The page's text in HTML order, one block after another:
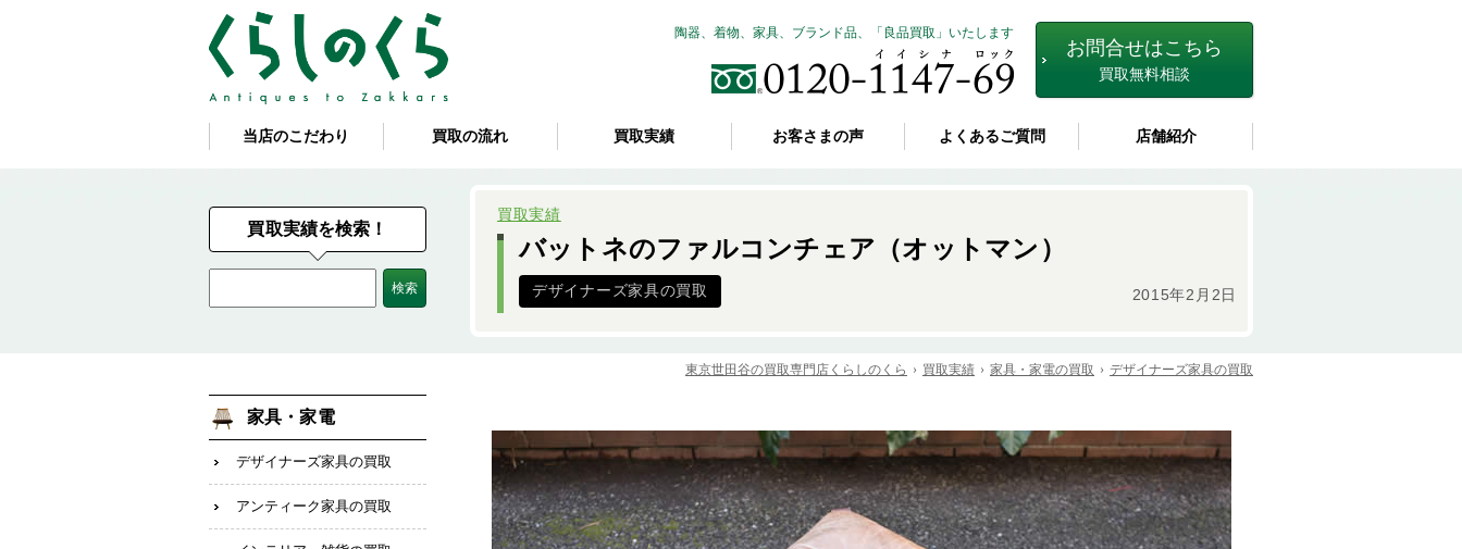
お問合せはこちら
買取無料相談
陶器、着物、家具、ブランド品、「良品買取」いたします
当店のこだわり 買取の流れ 買取実績 お客さまの声 よくあるご質問 店舗紹介
買取実績
バットネのファルコンチェア（オットマン）
デザイナーズ家具の買取 2015年2月2日
東京世田谷の買取専門店くらしのくら 買取実績 家具・家電の買取 デザイナーズ家具の買取
買取実績を検索！
家具・家電
デザイナーズ家具の買取
アンティーク家具の買取